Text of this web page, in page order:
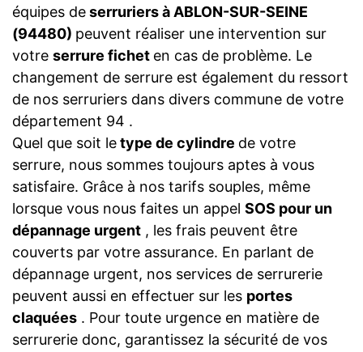
équipes deserruriers à ABLON-SUR-SEINE
(94480) peuvent réaliser une intervention sur
votre serrure fichet en cas de problème. Le
changement de serrure est également du ressort
de nos serruriers dans divers commune de votre
département 94 .
Quel que soit letype de cylindre de votre
serrure, nous sommes toujours aptes à vous
satisfaire. Grâce à nos tarifs souples, même
lorsque vous nous faites un appel SOS pour un
dépannage urgent , les frais peuvent être
couverts par votre assurance. En parlant de
dépannage urgent, nos services de serrurerie
peuvent aussi en effectuer sur les portes
claquées . Pour toute urgence en matière de
serrurerie donc, garantissez la sécurité de vos